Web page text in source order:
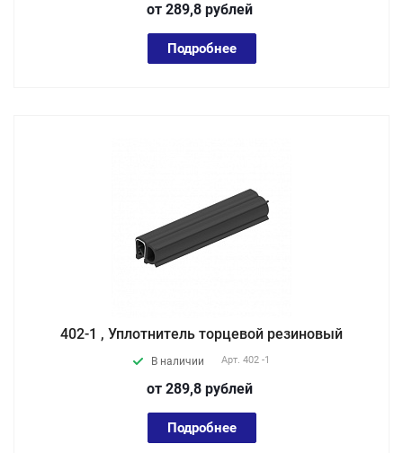
от 289,8 рублей
Подробнее
402-1 , Уплотнитель торцевой резиновый
В наличии Арт. 402 -1
от 289,8 рублей
Подробнее